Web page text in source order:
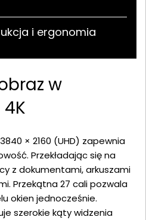
i ergonomia
w
× 2160 (UHD) zapewnia
Przekładając się na
z dokumentami, arkuszami
Przekątna 27 cali pozwala
okien jednocześnie.
szerokie kąty widzenia